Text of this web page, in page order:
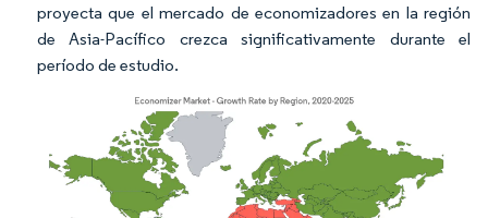
proyecta que el mercado de economizadores en la región
de Asia-Pacífico crezca significativamente durante el
período de estudio.